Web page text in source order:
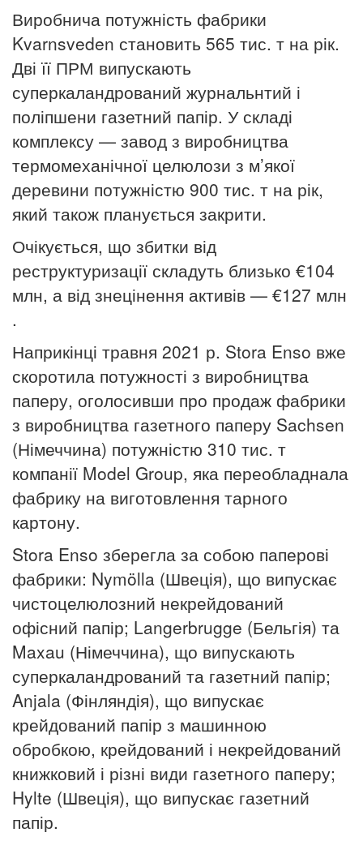
Виробнича потужність фабрики
Kvarnsveden становить 565 тис. т на рік.
Дві її ПРМ випускають
суперкаландрований журнальнтий і
поліпшени газетний папір. У складі
комплексу — завод з виробництва
термомеханічної целюлози з м’якої
деревини потужністю 900 тис. т на рік,
який також планується закрити.
Очікується, що збитки від
реструктуризації складуть близько €104
млн, а від знецінення активів — €127 млн​
.
Наприкінці травня 2021 р. Stora Enso вже
скоротила потужності з виробництва
паперу, оголосивши про продаж фабрики
з виробництва газетного паперу Sachsen
(Німеччина) потужністю 310 тис. т
компанії Model Group, яка переобладнала
фабрику на виготовлення тарного
картону.
Stora Enso зберегла за собою паперові
фабрики: Nymölla (Швеція), що випускає
чистоцелюлозний некрейдований
офісний папір; Langerbrugge (Бельгія) та
Maxau (Німеччина), що випускають
суперкаландрований та газетний папір;
Anjala (Фінляндія), що випускає
крейдований папір з машинною
обробкою, крейдований і некрейдований
книжковий і різні види газетного паперу;
Hylte (Швеція), що випускає газетний
папір.